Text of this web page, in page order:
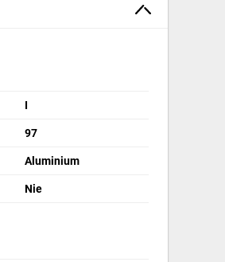
I
97
Aluminium
Nie